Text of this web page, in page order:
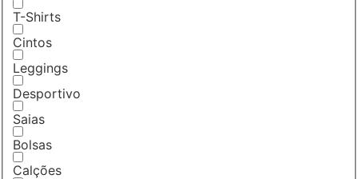
T-Shirts
Cintos
Leggings
Desportivo
Saias
Bolsas
Calções